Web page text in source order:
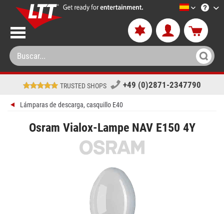
LTT-
TRUSTED SHOPS +49 (0)2871-2347790
Lámparas de descarga, casquillo E40
Osram Vialox-Lampe NAV E150 4Y